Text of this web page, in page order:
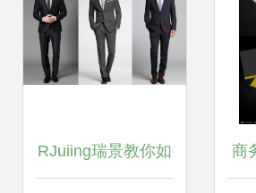
材料（摄影扩印服
务版）
RJuiing瑞景教你如 商